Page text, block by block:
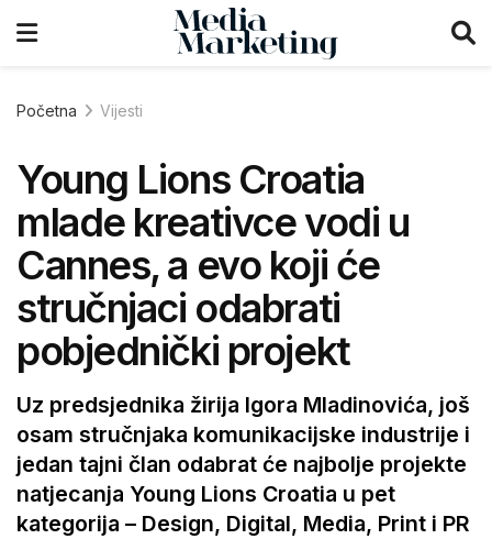
Početna Vijesti
Young Lions Croatia
mlade kreativce vodi u
Cannes, a evo koji će
stručnjaci odabrati
pobjednički projekt
Uz predsjednika žirija Igora Mladinovića, još
osam stručnjaka komunikacijske industrije i
jedan tajni član odabrat će najbolje projekte
natjecanja Young Lions Croatia u pet
kategorija – Design, Digital, Media, Print i PR